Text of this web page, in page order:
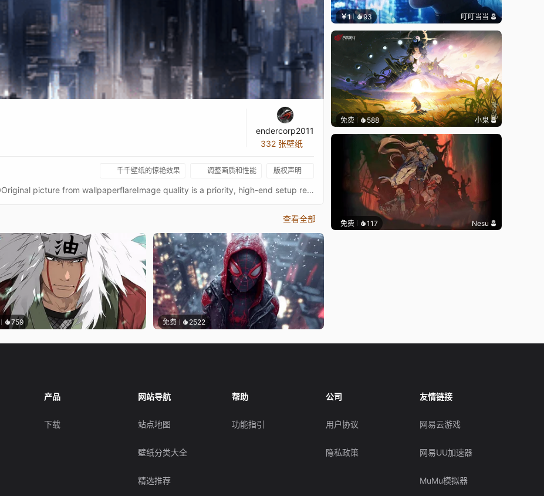
endercorp2011
332 张壁纸
千千壁纸的惊艳效果 调整画质和性能 版权声明
Space City - Ultrawide - 5120x2160 - 3440x1440Original picture from wallpaperflareImage quality is a priority, high-end setup recommendedKeywords : Sci-Fi, 2160p, 4K, HD
查看全部
759 免费 2522
￥1 93 叮叮当当
免费 588 小鬼
免费 117 Nesu
产品
下载
网站导航
站点地图
壁纸分类大全
精选推荐
帮助
功能指引
公司
用户协议
隐私政策
友情链接
网易云游戏
网易UU加速器
MuMu模拟器